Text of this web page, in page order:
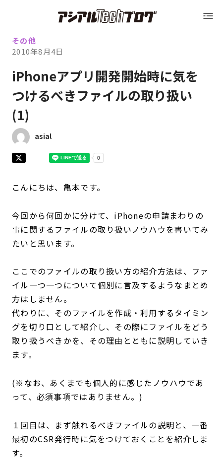
アシアルTechブログ
Blog トップ
運営会社（アシアル株式会社）
会社概要
採用情報
会社概要
採用情報
お問い合わせ
その他
2010年8月4日
iPhoneアプリ開発開始時に気を
つけるべきファイルの取り扱い
(1)
asial
こんにちは、亀本です。
今回から何回かに分けて、iPhoneの申請まわりの
事に関するファイルの取り扱いノウハウを書いてみ
たいと思います。
ここでのファイルの取り扱い方の紹介方法は、ファ
イル一つ一つについて個別に言及するようなまとめ
方はしません。
代わりに、そのファイルを作成・利用するタイミン
グを切り口として紹介し、その際にファイルをどう
取り扱うべきかを、その理由とともに説明していき
ます。
(※なお、あくまでも個人的に感じたノウハウであ
って、必須事項ではありません。)
１回目は、まず触れるべきファイルの説明と、一番
最初のCSR発行時に気をつけておくことを紹介しま
す。